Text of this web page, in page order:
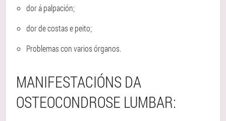
dor á palpación;
dor de costas e peito;
Problemas con varios órganos.
MANIFESTACIÓNS DA
OSTEOCONDROSE LUMBAR: